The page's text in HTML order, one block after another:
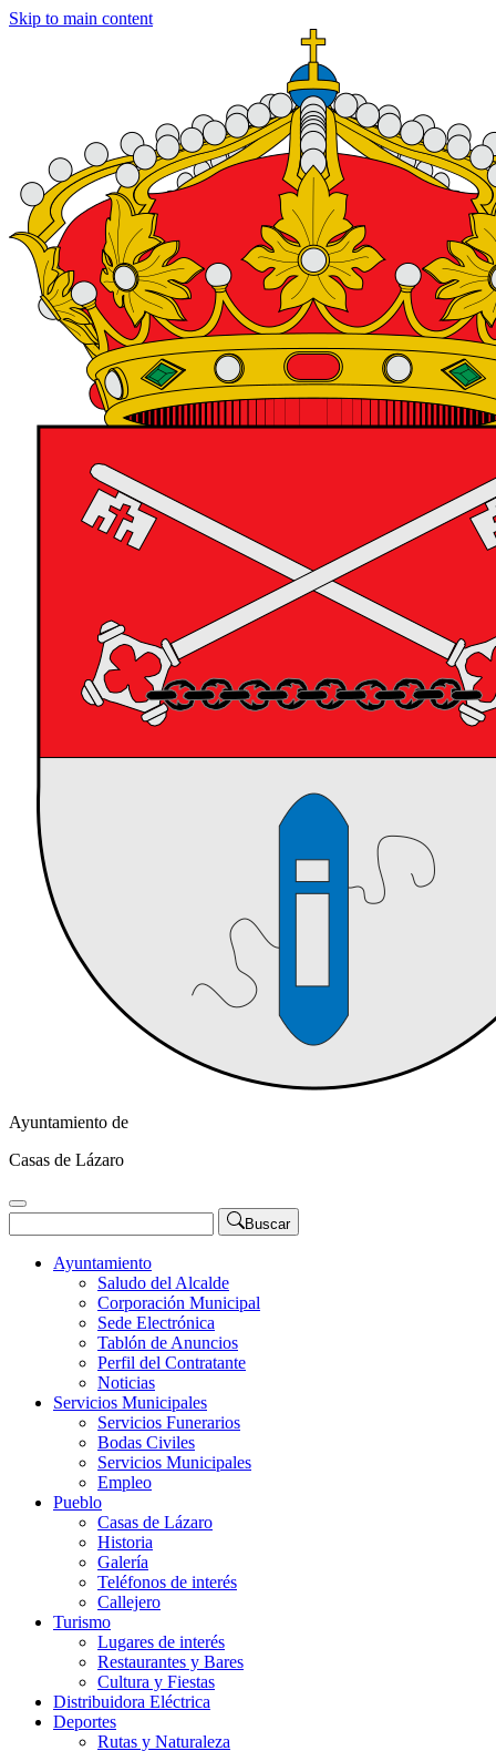
Skip to main content
Ayuntamiento de
Casas de Lázaro
Buscar
Ayuntamiento
Saludo del Alcalde
Corporación Municipal
Sede Electrónica
Tablón de Anuncios
Perfil del Contratante
Noticias
Servicios Municipales
Servicios Funerarios
Bodas Civiles
Servicios Municipales
Empleo
Pueblo
Casas de Lázaro
Historia
Galería
Teléfonos de interés
Callejero
Turismo
Lugares de interés
Restaurantes y Bares
Cultura y Fiestas
Distribuidora Eléctrica
Deportes
Rutas y Naturaleza